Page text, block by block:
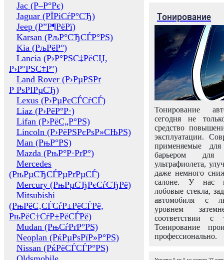
Jac (Р–Р°Рє)
Jaguar (РЇРіСѓР°СЂ)
Jeep (Р”Р¶РёРї)
Karsan (РљР°СЂСЃР°РЅ)
Kia (РљРёР°)
Lancia (Р›Р°РЅС‡РёСЏ,
Р›Р°РЅС‡Р°)
Land Rover (Р›РµРЅРґ
Р РѕРІРµСЂ)
Lexus (Р›РµРєСЃСѓСЃ)
Liaz (Р›РёР°Р·)
Lifan (Р›РёС„Р°РЅ)
Lincoln (Р›РёРЅРєРѕР»СЊРЅ)
Man (РњР°РЅ)
Mazda (РњР°Р·РґР°)
Mercedes
(РњРµСЂСЃРµРґРµСЃ)
Mercury (РњРµСЂРєСѓСЂРё)
Mitsubishi
(РњРёС‚СЃСѓР±РёСЃРё,
РњРёС†СѓР±РёСЃРё)
Mudan (РњСѓРґР°РЅ)
Neoplan (РќРµРѕРїР»Р°РЅ)
Nissan (РќРёСЃСЃР°РЅ)
Тонирование
Тонирование
сегодня не
средство
эксплуатации.
применяемые
барьером для
ультрафиолета,
даже немного
салоне. У нас
лобовые стекла,
автомобиля с
уровнем
соответствии с
Тонирование
профессионально.